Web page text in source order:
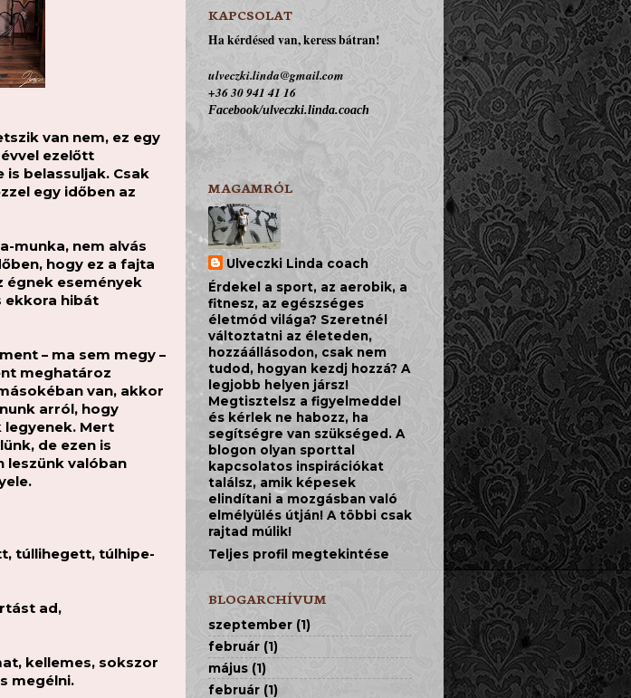
van nem, ez egy
ezelőtt
belassuljak. Csak
egy időben az
munka, nem alvás
hogy ez a fajta
égnek események
ekkora hibát
– ma sem megy –
meghatároz
van, akkor
arról, hogy
Mert
de ezen is
leszünk valóban
túllihegett, túlhipe-
ad,
kellemes, sokszor
megélni.
KAPCSOLAT
Ha kérdésed van, keress bátran!
ulveczki.linda@gmail.com
+36 30 941 41 16
Facebook/ulveczki.linda.coach
MAGAMRÓL
Ulveczki Linda coach
Érdekel a sport, az aerobik, a
fitnesz, az egészséges
életmód világa? Szeretnél
változtatni az életeden,
hozzáállásodon, csak nem
tudod, hogyan kezdj hozzá? A
legjobb helyen jársz!
Megtisztelsz a figyelmeddel
és kérlek ne habozz, ha
segítségre van szükséged. A
blogon olyan sporttal
kapcsolatos inspirációkat
találsz, amik képesek
elindítani a mozgásban való
elmélyülés útján! A többi csak
rajtad múlik!
Teljes profil megtekintése
BLOGARCHÍVUM
szeptember (1)
február (1)
május (1)
február (1)